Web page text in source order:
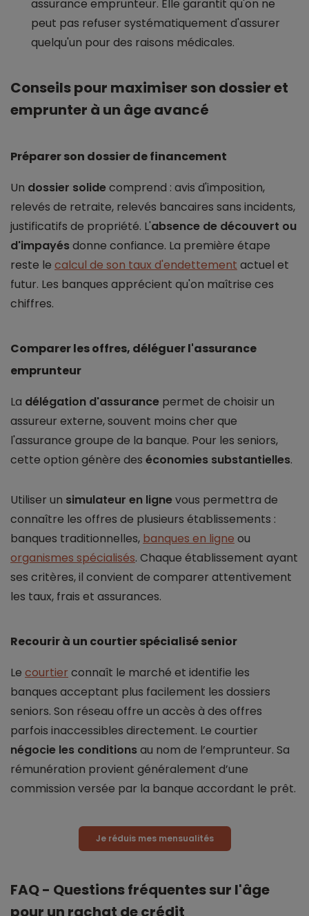
assurance emprunteur. Elle garantit qu'on ne
peut pas refuser systématiquement d'assurer
quelqu'un pour des raisons médicales.
Conseils pour maximiser son dossier et
emprunter à un âge avancé
Préparer son dossier de financement
Un dossier solidecomprend : avis d'imposition,
relevés de retraite, relevés bancaires sans incidents,
justificatifs de propriété. L'absence de découvert ou
d'impayésdonne confiance. La première étape
reste le calcul de son taux d'endettement actuel et
futur. Les banques apprécient qu'on maîtrise ces
chiffres.
Comparer les offres, déléguer l'assurance
emprunteur
La délégation d'assurance permet de choisir un
assureur externe, souvent moins cher que
l'assurance groupe de la banque. Pour les seniors,
cette option génère des économies substantielles.
Utiliser un simulateur en lignevous permettra de
connaître les offres de plusieurs établissements :
banques traditionnelles, banques en ligne ou
organismes spécialisés. Chaque établissement ayant
ses critères, il convient de comparer attentivement
les taux, frais et assurances.
Recourir à un courtier spécialisé senior
Le courtier connaît le marché et identifie les
banques acceptant plus facilement les dossiers
seniors. Son réseau offre un accès à des offres
parfois inaccessibles directement. Le courtier
négocie les conditionsau nom de l’emprunteur. Sa
rémunération provient généralement d’une
commission versée par la banque accordant le prêt.
Je réduis mes mensualités
FAQ - Questions fréquentes sur l'âge
pour un rachat de crédit